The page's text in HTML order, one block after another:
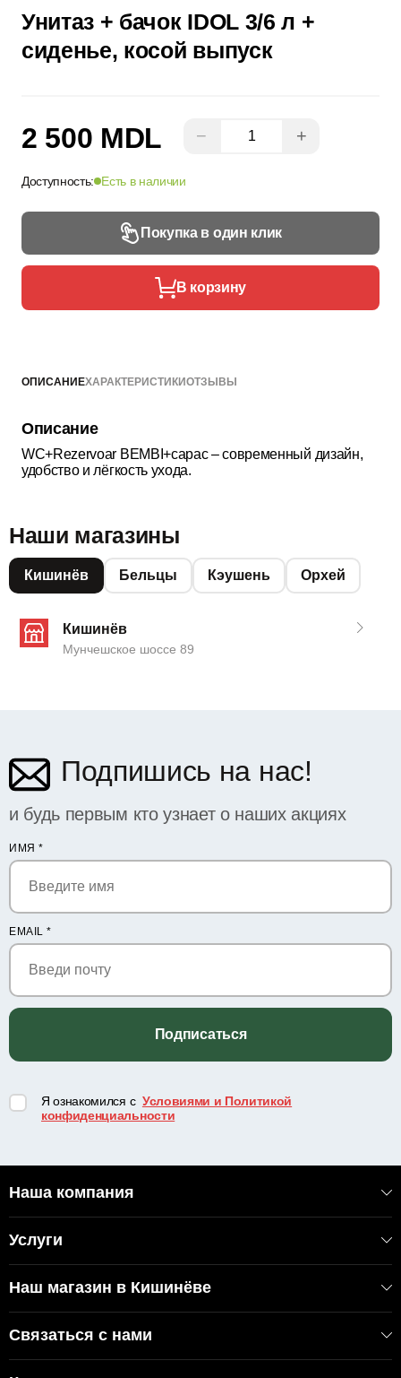
Унитаз + бачок IDOL 3/6 л +
сиденье, косой выпуск
2 500 MDL − +
Доступность: Есть в наличии
Покупка в один клик
В корзину
ОПИСАНИЕХАРАКТЕРИСТИКИОТЗЫВЫ
Описание
WC+Rezervoar BEMBI+capac – современный дизайн,
удобство и лёгкость ухода.
Наши магазины
Кишинёв Бельцы Кэушень Орхей
Кишинёв
Мунчешское шоссе 89
Подпишись на нас!
и будь первым кто узнает о наших акциях
ИМЯ *
EMAIL *
Подписаться
Я ознакомился с Условиями и Политикой
конфиденциальности
Наша компания
Услуги
Наш магазин в Кишинёве
Связаться с нами